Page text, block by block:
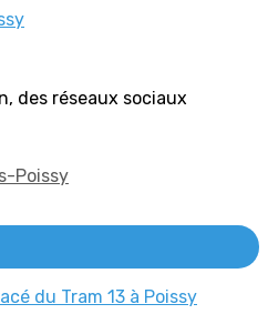
des réseaux sociaux
du Tram 13 à Poissy